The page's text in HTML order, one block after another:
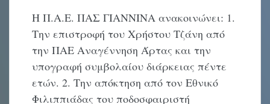
Η Π.Α.Ε. ΠΑΣ ΓΙΑΝΝΙΝΑ ανακοινώνει: 1.
Την επιστροφή του Χρήστου Τζάνη από
την ΠΑΕ Αναγέννηση Άρτας και την
υπογραφή συμβολαίου διάρκειας πέντε
ετών. 2. Την απόκτηση από τον Εθνικό
Φιλιππιάδας του ποδοσφαιριστή